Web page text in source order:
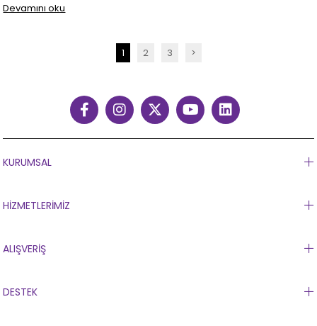
Devamını oku
1 2 3 >
KURUMSAL
HİZMETLERİMİZ
ALIŞVERİŞ
DESTEK